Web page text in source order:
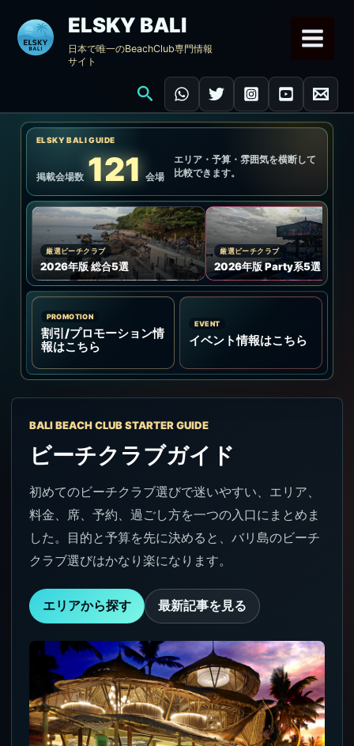
ッ
ELSKY BALI
日本で唯一のBeachClub専門情報
サイト
検
索
ELSKY BALI GUIDE
掲載会場数 121 会場
エリア・予算・雰囲気を横断して
比較できます。
厳選ビーチクラブ
2026年版 総合5選
厳選ビーチクラブ
2026年版 Party系5選
PROMOTION
割引/プロモーション情
報はこちら
EVENT
イベント情報はこちら
BALI BEACH CLUB STARTER GUIDE
ビーチクラブガイド
初めてのビーチクラブ選びで迷いやすい、エリア、
料金、席、予約、過ごし方を一つの入口にまとめま
した。目的と予算を先に決めると、バリ島のビーチ
クラブ選びはかなり楽になります。
エリアから探す 最新記事を見る